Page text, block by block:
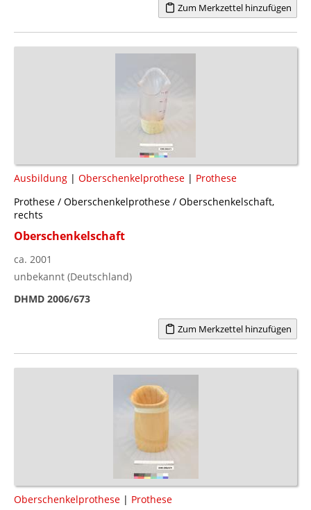
Zum Merkzettel hinzufügen
Ausbildung | Oberschenkelprothese | Prothese
Prothese / Oberschenkelprothese / Oberschenkelschaft,
rechts
Oberschenkelschaft
ca. 2001
unbekannt (Deutschland)
DHMD 2006/673
Zum Merkzettel hinzufügen
Oberschenkelprothese | Prothese